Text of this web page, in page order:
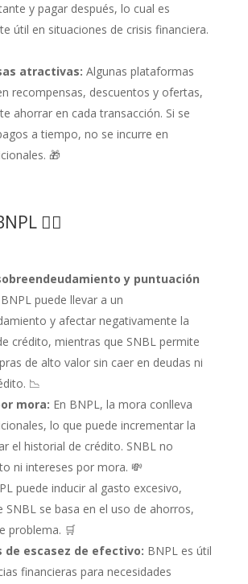
y pagar después, lo cual es
útil en situaciones de crisis financiera.
atractivas: Algunas plataformas
recompensas, descuentos y ofertas,
ahorrar en cada transacción. Si se
a tiempo, no se incurre en
🎁
🤷‍♂️
y puntuación
BNPL puede llevar a un
y afectar negativamente la
crédito, mientras que SNBL permite
de alto valor sin caer en deudas ni
📉
mora: En BNPL, la mora conlleva
lo que puede incrementar la
el historial de crédito. SNBL no
ni intereses por mora. 💸
puede inducir al gasto excesivo,
SNBL se basa en el uso de ahorros,
problema. 🛒
de escasez de efectivo: BNPL es útil
financieras para necesidades